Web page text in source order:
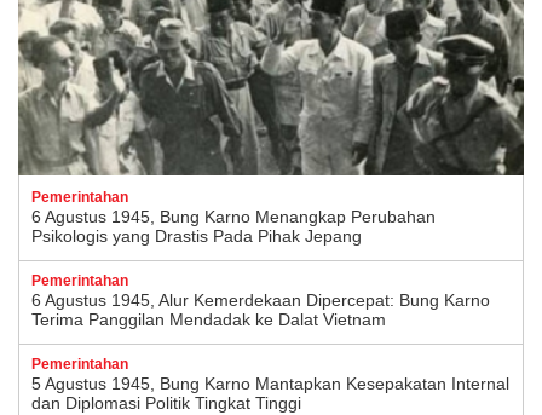
Pemerintahan
6 Agustus 1945, Bung Karno Menangkap Perubahan
Psikologis yang Drastis Pada Pihak Jepang
Pemerintahan
6 Agustus 1945, Alur Kemerdekaan Dipercepat: Bung Karno
Terima Panggilan Mendadak ke Dalat Vietnam
Pemerintahan
5 Agustus 1945, Bung Karno Mantapkan Kesepakatan Internal
dan Diplomasi Politik Tingkat Tinggi